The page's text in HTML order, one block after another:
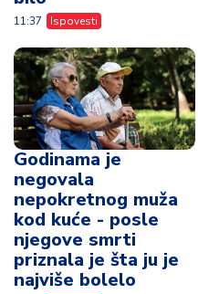
11:37 Ispovesti
Godinama je
negovala
nepokretnog muža
kod kuće - posle
njegove smrti
priznala je šta ju je
najviše bolelo